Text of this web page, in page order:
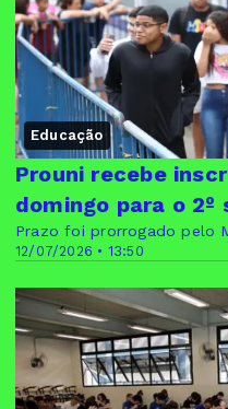
Educação
12/07/2026 • 13:50
Prouni recebe
domingo para o
Prazo foi prorrogado pelo